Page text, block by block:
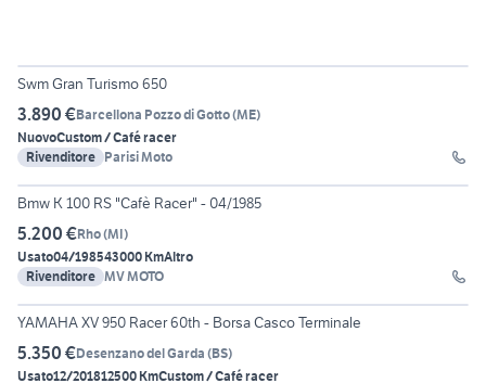
Swm Gran Turismo 650
3.890 €Barcellona Pozzo di Gotto(ME)
NuovoCustom / Café racer
Rivenditore Parisi Moto
24
Bmw K 100 RS "Cafè Racer" - 04/1985
5.200 €Rho(MI)
Usato04/198543000 KmAltro
Rivenditore MV MOTO
5
YAMAHA XV 950 Racer 60th - Borsa Casco Terminale
5.350 €Desenzano del Garda (BS)
Usato12/201812500 KmCustom / Café racer